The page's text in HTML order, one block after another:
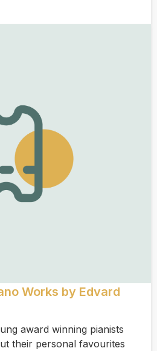
Works by Edvard
award winning pianists
their personal favourites